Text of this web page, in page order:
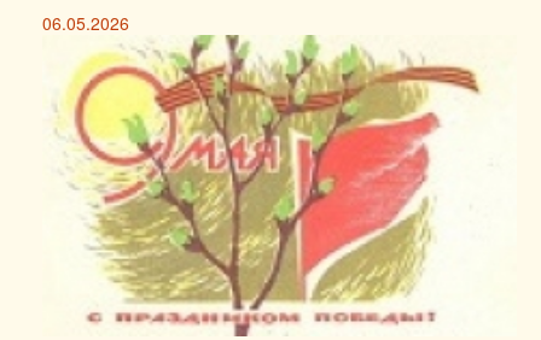
06.05.2026